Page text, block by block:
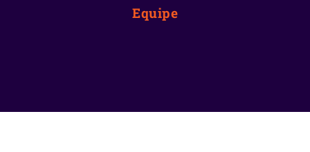
Equipe